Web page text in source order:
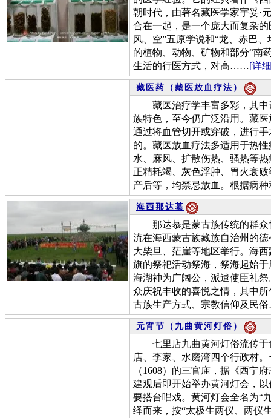
朝时代，由著名藏医学家宇妥·
合在一起，是一个庞大而复杂
风、空”五原学说和“龙、赤巴
的植物、动物、矿物和部分“南
生活的行医方式，对高……[详
藏医药（藏医放血疗法）
藏医治疗学丰富多彩，其中
族特色，至今仍广泛沿用。藏
通过将血管切开或穿破，进行
的。藏医放血疗法多适用于热
水、麻风、扩散伤热、骚热等
正精耗竭、灰色浮肿、胃火衰
产后等，均禁忌放血。根据病
海西那达慕
那达慕是蒙古族传统的群众
流在海西蒙古族藏族自治州的
大柴旦、茫崖等地区举行。海
旗的祭祀活动祭海，祭海起始
海湖神为广阔公，派遣使臣礼
众庆祝丰收的喜悦之情，其中
古族生产方式、宗教信仰及民
元宵节（九曲黄河灯俗）
七里店九曲黄河灯俗流传于
店、李家、水磨湾四个行政村
（1608）的三官庙，据《西宁
建观后即开始举办黄河灯会，
要搭台唱戏。黄河灯会全名为“
绎而来，按“太极生两仪、两仪